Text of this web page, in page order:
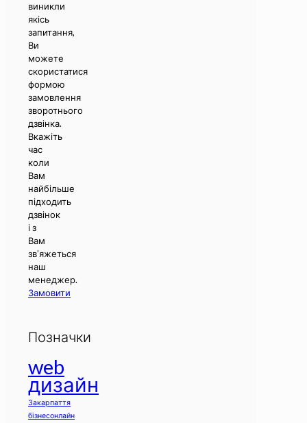
виникли
якісь
запитання,
Ви
можете
скористатися
формою
замовлення
зворотнього
дзвінка.
Вкажіть
час
коли
Вам
найбільше
підходить
дзвінок
і з
Вам
зв’яжеться
наш
менеджер.
Замовити
Позначки
web
дизайн
Закарпаття
бізнесонлайн